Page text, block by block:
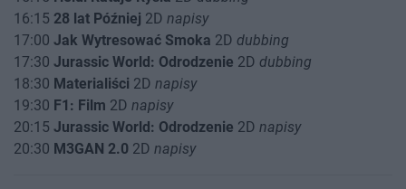
16:15 28 lat Później 2D napisy
17:00 Jak Wytresować Smoka 2D dubbing
17:30 Jurassic World: Odrodzenie 2D dubbing
18:30 Materialiści 2D napisy
19:30 F1: Film 2D napisy
20:15 Jurassic World: Odrodzenie 2D napisy
20:30 M3GAN 2.0 2D napisy